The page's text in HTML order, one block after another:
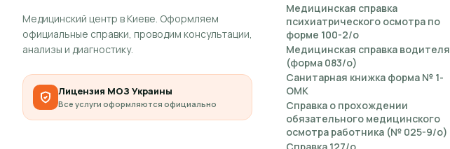
Медицинский центр в Киеве. Оформляем
официальные справки, проводим консультации,
анализы и диагностику.
Лицензия МОЗ Украины
Все услуги оформляются официально
Медицинская справка
психиатрического осмотра по
форме 100-2/о
Медицинская справка водителя
(форма 083/о)
Санитарная книжка форма № 1-
ОМК
Справка о прохождении
обязательного медицинского
осмотра работника (№ 025-9/о)
Справка 127/о